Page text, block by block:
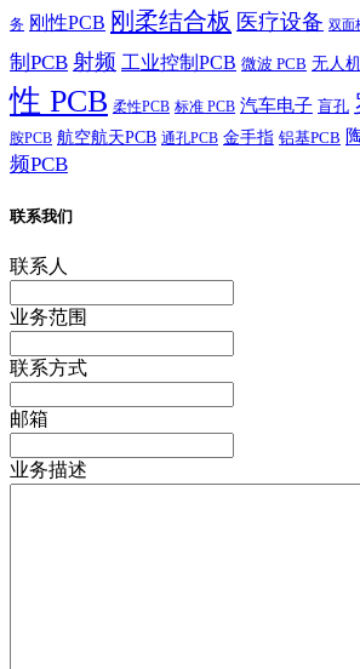
务 刚性PCB 刚柔结合板 医疗设备 双面
制PCB 射频 工业控制PCB 微波 PCB 无人
性 PCB 柔性PCB 标准 PCB 汽车电子 盲孔
胺PCB 航空航天PCB 通孔PCB 金手指 铝基PCB
频PCB
联系我们
联系人
业务范围
联系方式
邮箱
业务描述